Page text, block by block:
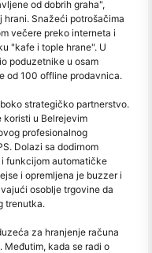
od dobrih graha",
Snažeći potrošačima
večere preko interneta i
"kafe i tople hrane". U
poduzetnike u osam
od 100 offline prodavnica.
strategičko partnerstvo.
koristi u Belrejevim
profesionalnog
Dolazi sa dodirnom
funkcijom automatičke
i opremljena je buzzer i
osoblje trgovine da
trenutka.
za hranjenje računa
kada se radi o